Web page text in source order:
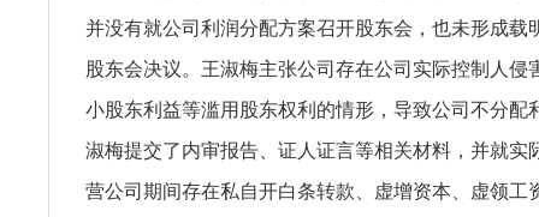
并没有就公司利润分配方案召开股东会，也未形成载
股东会决议。王淑梅主张公司存在公司实际控制人侵
小股东利益等滥用股东权利的情形，导致公司不分配
淑梅提交了内审报告、证人证言等相关材料，并就实
营公司期间存在私自开白条转款、虚增资本、虚领工